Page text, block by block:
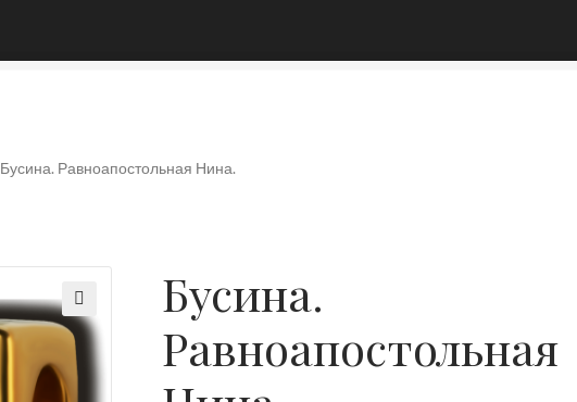
Бусина. Равноапостольная Нина.
Бусина.
Равноапостольная